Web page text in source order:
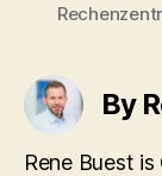
By
Rene Buest